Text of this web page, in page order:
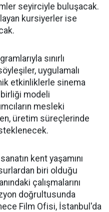
seyirciyle buluşacak.
kursiyerler ise
sınırlı
uygulamalı
etkinliklerle sinema
modeli
mesleki
üretim süreçlerinde
kent yaşamını
biri olduğu
çalışmalarını
doğrultusunda
Film Ofisi, İstanbul'da